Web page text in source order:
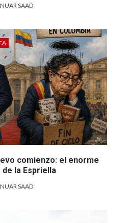
SAAD
comienzo: el enorme
la Espriella
SAAD